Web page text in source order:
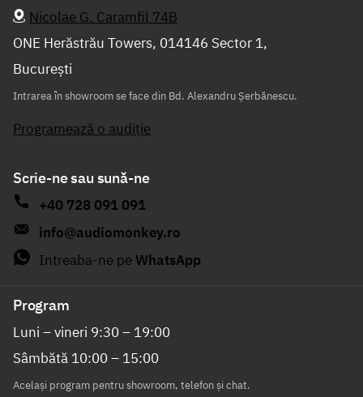
Nicolae G. Caramfil 74B
ONE Herăstrău Towers, 014146 Sector 1,
București
Intrarea în showroom se face din Bd. Alexandru Șerbănescu.
Programează o audiție
Scrie-ne sau sună-ne
+40 728 091 091
info@audiomonkey.ro
Intreaba-ne pe WhatsApp
Program
Luni – vineri 9:30 – 19:00
Sâmbătă 10:00 – 15:00
Același program pentru showroom, telefon și chat.